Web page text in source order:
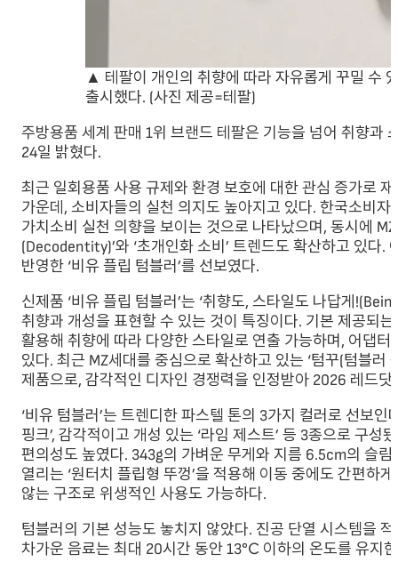
▲ 테팔이 개인의 취향에 따라 자유롭게 꾸밀 수
출시했다. (사진 제공=테팔)
주방용품 세계 판매 1위 브랜드 테팔은 기능을 넘어 취향과
24일 밝혔다.
최근 일회용품 사용 규제와 환경 보호에 대한 관심 증가로
가운데, 소비자들의 실천 의지도 높아지고 있다. 한국소비
가치소비 실천 의향을 보이는 것으로 나타났으며, 동시에
(Decodentity)’와 ‘초개인화 소비’ 트렌드도 확산하고 있다
반영한 ‘비유 플립 텀블러’를 선보였다.
신제품 ‘비유 플립 텀블러’는 ‘취향도, 스타일도 나답게
취향과 개성을 표현할 수 있는 것이 특징이다. 기본 제공되
활용해 취향에 따라 다양한 스타일로 연출 가능하며, 어댑
있다. 최근 MZ세대를 중심으로 확산하고 있는 ‘텀꾸(텀블러
제품으로, 감각적인 디자인 경쟁력을 인정받아 2026 레드
‘비유 텀블러’는 트렌디한 파스텔 톤의 3가지 컬러로 선보인
핑크’, 감각적이고 개성 있는 ‘라임 제스트’ 등 3종으로 구
편의성도 높였다. 343g의 가벼운 무게와 지름 6.5cm의 슬
열리는 ‘원터치 플립형 뚜껑’을 적용해 이동 중에도 간편하
않는 구조로 위생적인 사용도 가능하다.
텀블러의 기본 성능도 놓치지 않았다. 진공 단열 시스템을
차가운 음료는 최대 20시간 동안 13℃ 이하의 온도를 유지